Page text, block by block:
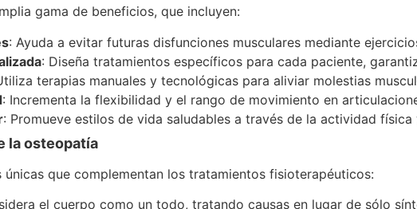
gama de beneficios, que incluyen:
: Ayuda a evitar futuras disfunciones musculares mediante
: Diseña tratamientos específicos para cada paciente,
terapias manuales y tecnológicas para aliviar molestias
: Incrementa la flexibilidad y el rango de movimiento en
: Promueve estilos de vida saludables a través de la actividad física
la osteopatía
que complementan los tratamientos fisioterapéuticos:
el cuerpo como un todo, tratando causas en lugar de sólo